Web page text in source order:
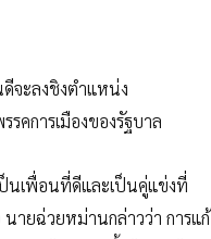
จะลงชิงตำแหน่ง
คการเมืองของรัฐบาล
นเพื่อนที่ดีและเป็นคู่แข่งที่
ายฉ่วยหม่านกล่าวว่า การแก้